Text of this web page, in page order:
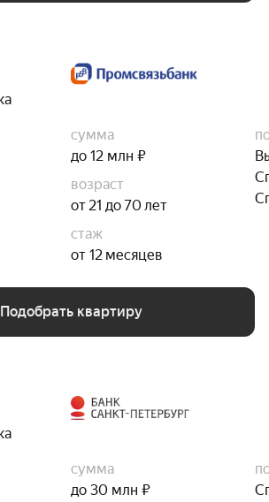
сумма
до 12 млн ₽
возраст
от 21 до 70 лет
стаж
от 12 месяцев
Подобрать квартиру
сумма
до 30 млн ₽